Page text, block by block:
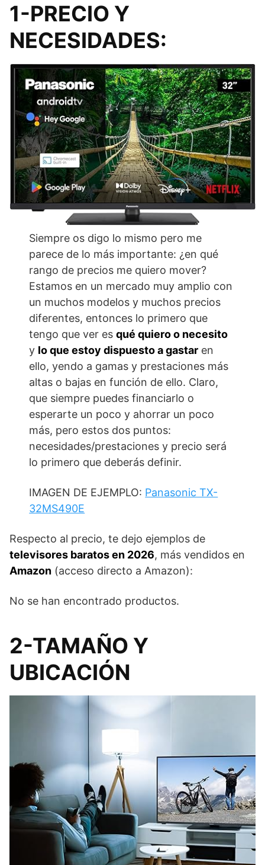
1-PRECIO Y
NECESIDADES:
Siempre os digo lo mismo pero me
parece de lo más importante: ¿en qué
rango de precios me quiero mover?
Estamos en un mercado muy amplio con
un muchos modelos y muchos precios
diferentes, entonces lo primero que
tengo que ver esqué quiero o necesito
y lo que estoy dispuesto a gastar en
ello, yendo a gamas y prestaciones más
altas o bajas en función de ello. Claro,
que siempre puedes financiarlo o
esperarte un poco y ahorrar un poco
más, pero estos dos puntos:
necesidades/prestaciones y precio será
lo primero que deberás definir.
IMAGEN DE EJEMPLO: Panasonic TX-
32MS490E
Respecto al precio, te dejo ejemplos de
televisores baratos en 2026, más vendidos en
Amazon (acceso directo a Amazon):
No se han encontrado productos.
2-TAMAÑO Y
UBICACIÓN